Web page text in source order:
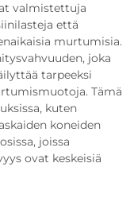
valmistettuja
että
murtumisia.
joka
tarpeeksi
Tämä
kuten
koneiden
joissa
ovat keskeisiä